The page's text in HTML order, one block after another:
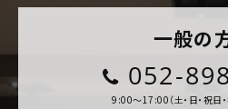
一般の
052-
9:00～17:00（土・日・祝日